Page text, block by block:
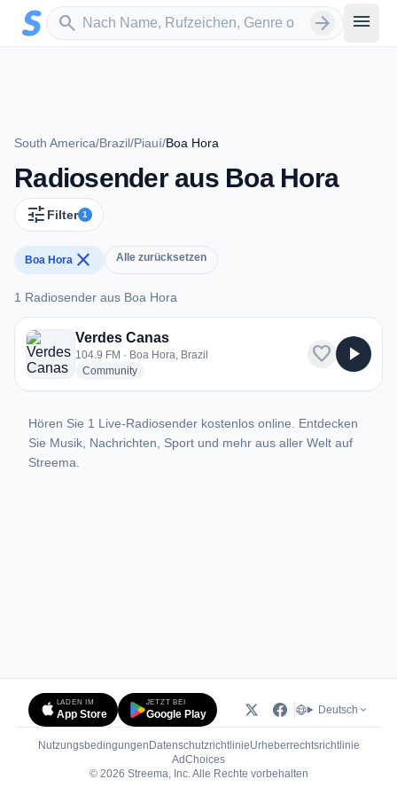
Zum Hauptinhalt springen
search
Sender suchen arrow_forward menu
South America/Brazil/Piauí/Boa Hora
Radiosender aus Boa Hora
tune Filter 1
Boa Hora close Alle zurücksetzen
1 Radiosender aus Boa Hora
1 Radiosender aus Boa Hora
Verdes Canas
104.9 FM · Boa Hora, Brazil
Communityradio stations
favorite play_arrow
Hören Sie 1 Live-Radiosender kostenlos online. Entdecken
Sie Musik, Nachrichten, Sport und mehr aus aller Welt auf
Streema.
LADEN IM
App Store
JETZT BEI
Google Play Deutsch
Nutzungsbedingungen DatenschutzrichtlinieUrheberrechtsrichtlinie
AdChoices(öffnet in neuem Tab)
© 2026 Streema, Inc. Alle Rechte vorbehalten